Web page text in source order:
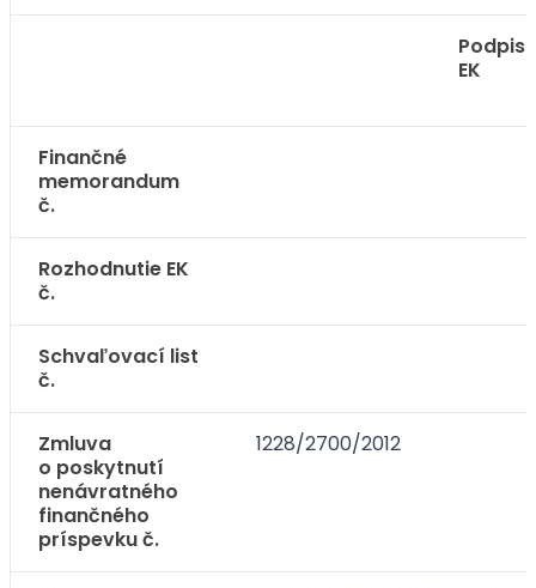
Podpis
EK
Finančné
memorandum
č.
Rozhodnutie EK
č.
Schvaľovací list
č.
Zmluva
o poskytnutí
nenávratného
finančného
príspevku č.
1228/2700/2012